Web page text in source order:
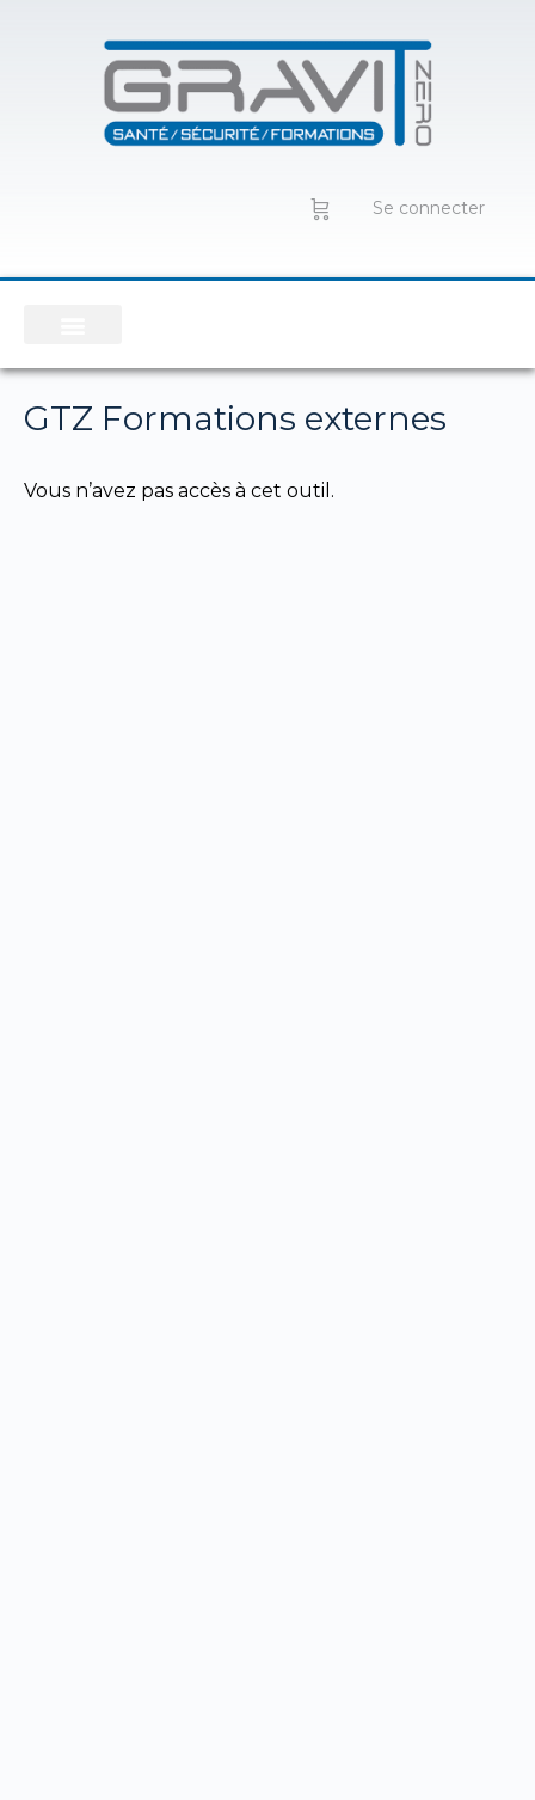
Se connecter
GTZ Formations externes
Vous n’avez pas accès à cet outil.